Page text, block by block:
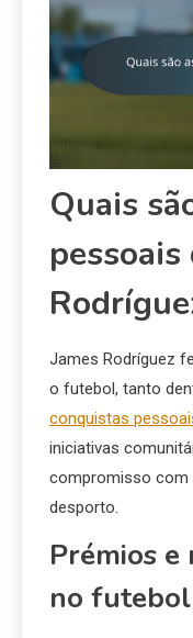
Quais
pessoais
James Rodríguez
o futebol, tanto
conquistas
iniciativas
compromisso com
desporto.
Prémios e
no